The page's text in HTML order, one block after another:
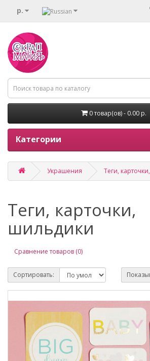
р.
0 товар(ов) - 0.00 р.
Категории
Украшения Теги,
Теги, карточки,
шильдики
Сравнение товаров (0)
Сортировать: